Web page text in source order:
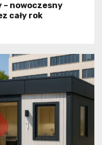
– nowoczesny
cały rok